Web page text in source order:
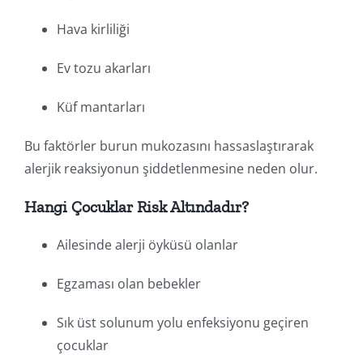
Hava kirliliği
Ev tozu akarları
Küf mantarları
Bu faktörler burun mukozasını hassaslaştırarak
alerjik reaksiyonun şiddetlenmesine neden olur.
Hangi Çocuklar Risk Altındadır?
Ailesinde alerji öyküsü olanlar
Egzaması olan bebekler
Sık üst solunum yolu enfeksiyonu geçiren
çocuklar